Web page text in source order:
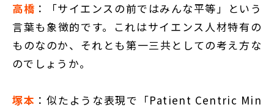
高橋 ：「サイエンスの前ではみんな平等」という
言葉も象徴的です。これはサイエンス人材特有の
ものなのか、それとも第一三共としての考え方な
のでしょうか。
塚本 ：似たような表現で「Patient Centric Min